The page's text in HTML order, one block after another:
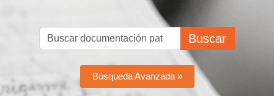
Buscar
Búsqueda Avanzada »